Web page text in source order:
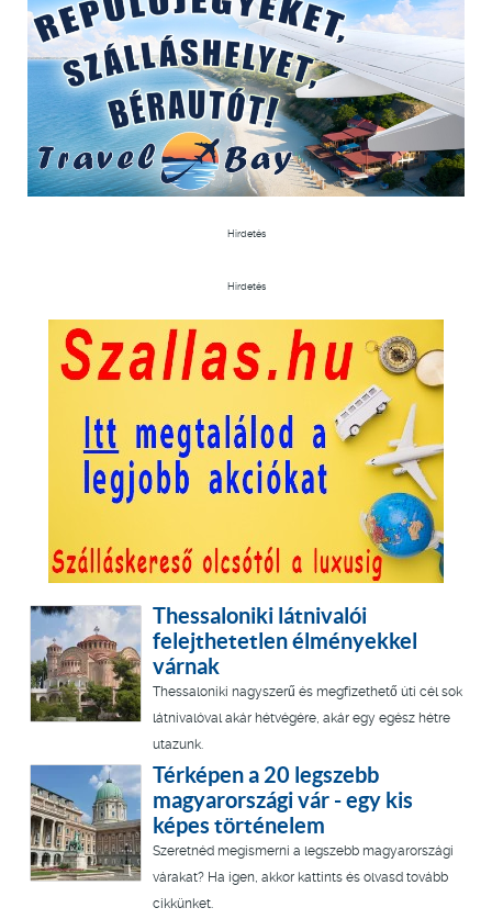
Hirdetés
Hirdetés
Thessaloniki látnivalói
felejthetetlen élményekkel
várnak
Thessaloniki nagyszerű és megfizethető úti cél sok
látnivalóval akár hétvégére, akár egy egész hétre
utazunk.
Térképen a 20 legszebb
magyarországi vár - egy kis
képes történelem
Szeretnéd megismerni a legszebb magyarországi
várakat? Ha igen, akkor kattints és olvasd tovább
cikkünket.